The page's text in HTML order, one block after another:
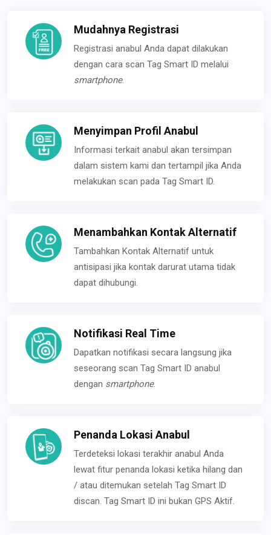
Mudahnya Registrasi
Registrasi anabul Anda dapat dilakukan
dengan cara scan Tag Smart ID melalui
smartphone.
Menyimpan Profil Anabul
Informasi terkait anabul akan tersimpan
dalam sistem kami dan tertampil jika Anda
melakukan scan pada Tag Smart ID.
Menambahkan Kontak Alternatif
Tambahkan Kontak Alternatif untuk
antisipasi jika kontak darurat utama tidak
dapat dihubungi.
Notifikasi Real Time
Dapatkan notifikasi secara langsung jika
seseorang scan Tag Smart ID anabul
dengan smartphone.
Penanda Lokasi Anabul
Terdeteksi lokasi terakhir anabul Anda
lewat fitur penanda lokasi ketika hilang dan
/ atau ditemukan setelah Tag Smart ID
discan. Tag Smart ID ini bukan GPS Aktif.